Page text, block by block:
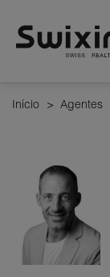
Início > Agentes